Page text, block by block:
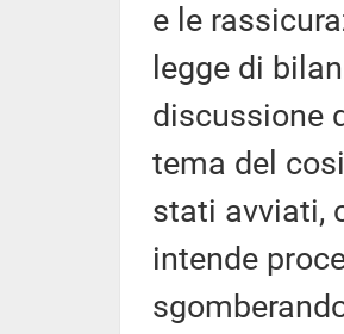
e le
legge di
discussione
tema del
stati avviati,
intende